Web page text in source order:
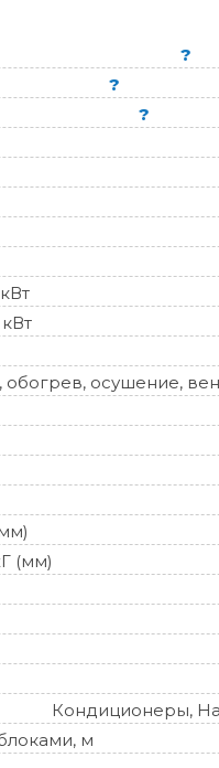
?
?
?
осушение,
(мм)
Кондиционеры,
м